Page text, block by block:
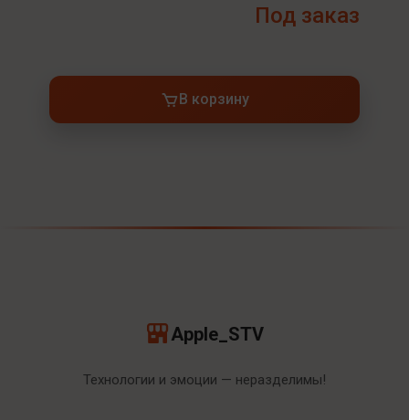
Под заказ
В корзину
Apple_STV
Технологии и эмоции — неразделимы!